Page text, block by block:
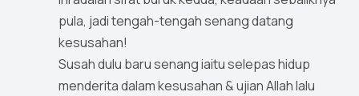
pula, jadi tengah-tengah senang datang
kesusahan!
Susah dulu baru senang iaitu selepas hidup
menderita dalam kesusahan & ujian Allah lalu